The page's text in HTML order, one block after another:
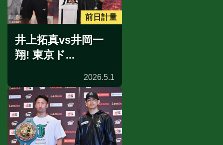
前日計量
井上拓真vs井岡一
翔! 東京ド...
2026.5.1